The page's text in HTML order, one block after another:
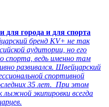
для города и для спорта
бренд KV+ не так
аудитории, но его
спорта, ведь именно там
развивался. Швейцарский
спортивной
35 лет. При этом
экипировки всегда